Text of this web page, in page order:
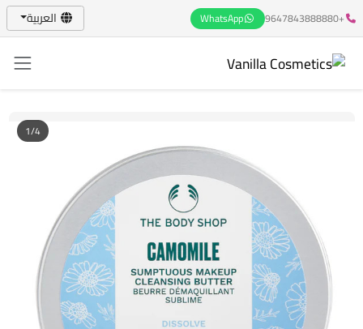
+9647843888880
WhatsApp العربية
1/4